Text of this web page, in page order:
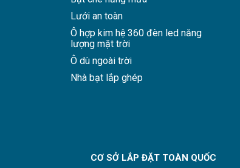
Lưới an toàn
Ô hợp kim hệ 360 đèn led năng
lượng mặt trời
Ô dù ngoài trời
Nhà bạt lắp ghép
CƠ SỞ LẮP ĐẶT TOÀN QUỐC